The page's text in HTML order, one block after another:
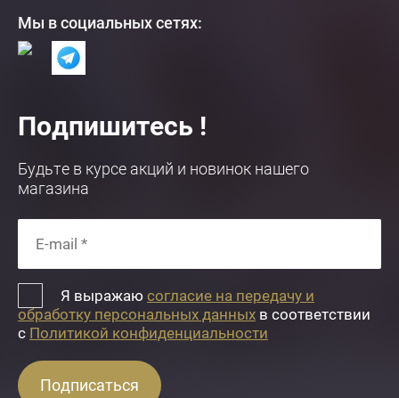
Подпишитесь !
Будьте в курсе акций и новинок нашего
магазина
Я выражаю согласие на передачу и
обработку персональных данных в соответствии
с Политикой конфиденциальности
Подписаться
Мы в социальных сетях: